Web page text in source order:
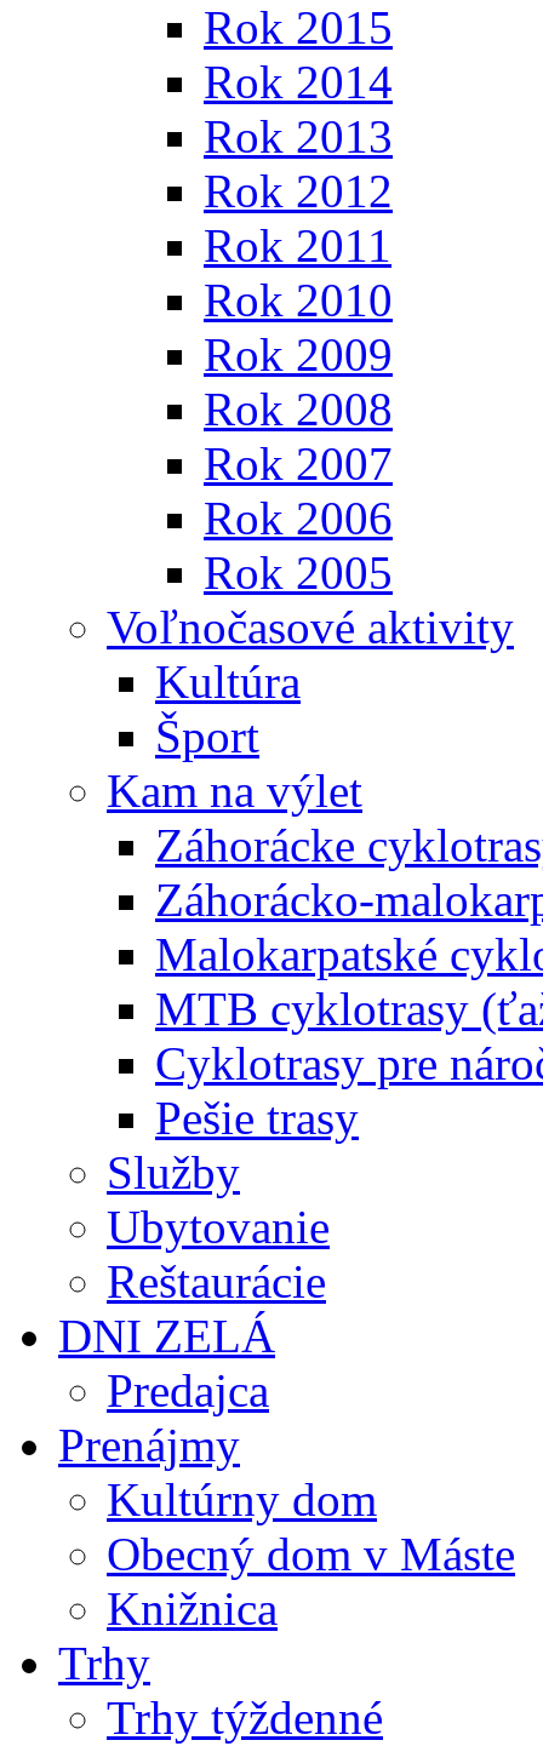
Rok 2015
Rok 2014
Rok 2013
Rok 2012
Rok 2011
Rok 2010
Rok 2009
Rok 2008
Rok 2007
Rok 2006
Rok 2005
Voľnočasové aktivity
Kultúra
Šport
Kam na výlet
Záhorácke
Záhorácko-
Malokarpatské
MTB cyklotrasy
Cyklotrasy pre
Pešie trasy
Služby
Ubytovanie
Reštaurácie
DNI ZELÁ
Predajca
Prenájmy
Kultúrny dom
Obecný dom v Máste
Knižnica
Trhy
Trhy týždenné